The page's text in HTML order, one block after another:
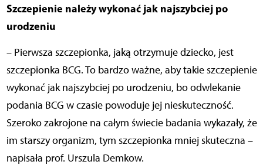
Szczepienie należy wykonać jak najszybciej po
urodzeniu
– Pierwsza szczepionka, jaką otrzymuje dziecko, jest
szczepionka BCG. To bardzo ważne, aby takie szczepienie
wykonać jak najszybciej po urodzeniu, bo odwlekanie
podania BCG w czasie powoduje jej nieskuteczność.
Szeroko zakrojone na całym świecie badania wykazały, że
im starszy organizm, tym szczepionka mniej skuteczna –
napisała prof. Urszula Demkow.